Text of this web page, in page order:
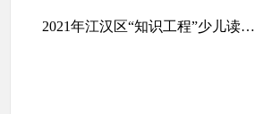
2021年江汉区“知识工程”少儿读书系列活动方案